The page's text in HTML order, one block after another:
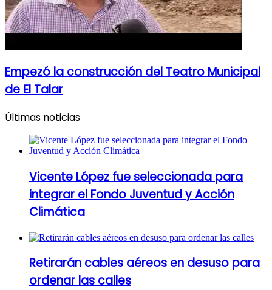
Empezó la construcción del Teatro Municipal
de El Talar
Últimas noticias
Vicente López fue seleccionada para
integrar el Fondo Juventud y Acción
Climática
Retirarán cables aéreos en desuso para
ordenar las calles